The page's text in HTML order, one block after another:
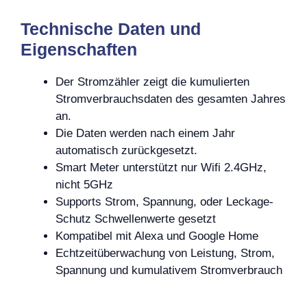
Technische Daten und
Eigenschaften
Der Stromzähler zeigt die kumulierten
Stromverbrauchsdaten des gesamten Jahres
an.
Die Daten werden nach einem Jahr
automatisch zurückgesetzt.
Smart Meter unterstützt nur Wifi 2.4GHz,
nicht 5GHz
Supports Strom, Spannung, oder Leckage-
Schutz Schwellenwerte gesetzt
Kompatibel mit Alexa und Google Home
Echtzeitüberwachung von Leistung, Strom,
Spannung und kumulativem Stromverbrauch